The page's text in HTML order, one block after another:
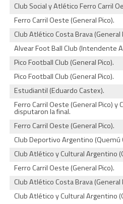
Club Social y Atlético Ferro Carril
Ferro Carril Oeste (General Pico).
Club Atlético Costa Brava (General
Alvear Foot Ball Club (Intendente
Pico Football Club (General Pico).
Pico Football Club (General Pico).
Estudiantil (Eduardo Castex).
Ferro Carril Oeste (General Pico) y
disputaron la final.
Ferro Carril Oeste (General Pico).
Club Deportivo Argentino (Quemú
Club Atlético y Cultural Argentino
Ferro Carril Oeste (General Pico).
Club Atlético Costa Brava (General
Club Atlético y Cultural Argentino